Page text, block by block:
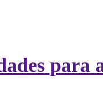
para